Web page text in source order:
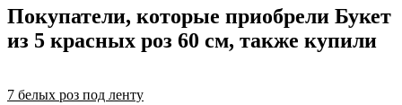
минут или день в день в удобный интервал. Если вам важно
вручить подарок ко времени, наш сервис доставки обеспечит
точность до минуты. Выбирайте, где купить и сколько стоит
Покупатели, которые приобрели Букет
из 5 красных роз 60 см, также купили
7 белых роз под ленту